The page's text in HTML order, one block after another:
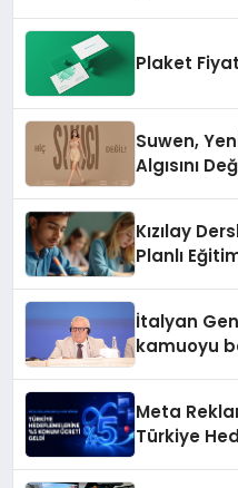
Plaket
Suwen,
Algısını
Kızılay
Planlı
İtalyan
kamuoyu
Meta
Türkiye